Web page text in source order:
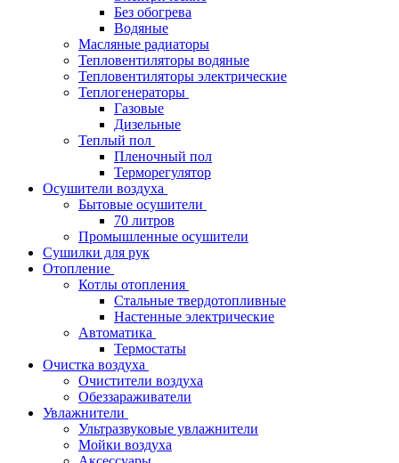
Без обогрева
Водяные
Масляные радиаторы
Тепловентиляторы водяные
Тепловентиляторы электрические
Теплогенераторы
Газовые
Дизельные
Теплый пол
Пленочный пол
Терморегулятор
Осушители воздуха
Бытовые осушители
70 литров
Промышленные осушители
Сушилки для рук
Отопление
Котлы отопления
Стальные твердотопливные
Настенные электрические
Автоматика
Термостаты
Очистка воздуха
Очистители воздуха
Обеззараживатели
Увлажнители
Ультразвуковые увлажнители
Мойки воздуха